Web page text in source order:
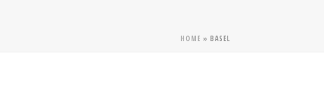
HOME » BASEL